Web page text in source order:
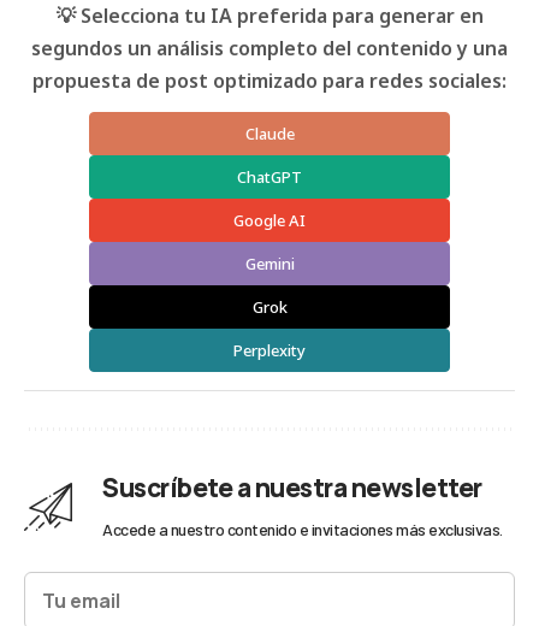
💡 Selecciona tu IA preferida para generar en
segundos un análisis completo del contenido y una
propuesta de post optimizado para redes sociales:
Claude
ChatGPT
Google AI
Gemini
Grok
Perplexity
Suscríbete a nuestra newsletter
Accede a nuestro contenido e invitaciones más exclusivas.